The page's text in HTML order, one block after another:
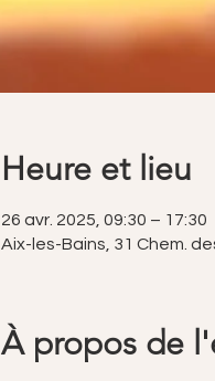
Heure et lieu
26 avr. 2025, 09:30 – 17:30
Aix-les-Bains, 31 Chem.
À propos de